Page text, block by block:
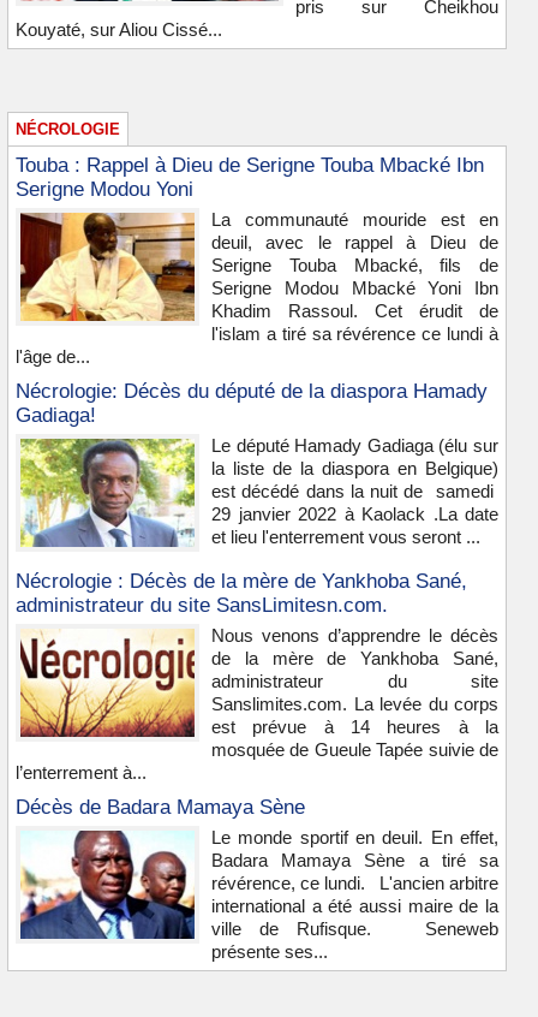
pris sur Cheikhou
Kouyaté, sur Aliou Cissé...
NÉCROLOGIE
Touba : Rappel à Dieu de Serigne Touba Mbacké Ibn
Serigne Modou Yoni
La communauté mouride est en
deuil, avec le rappel à Dieu de
Serigne Touba Mbacké, fils de
Serigne Modou Mbacké Yoni Ibn
Khadim Rassoul. Cet érudit de
l'islam a tiré sa révérence ce lundi à
l'âge de...
Nécrologie: Décès du député de la diaspora Hamady
Gadiaga!
Le député Hamady Gadiaga (élu sur
la liste de la diaspora en Belgique)
est décédé dans la nuit de samedi
29 janvier 2022 à Kaolack .La date
et lieu l'enterrement vous seront ...
Nécrologie : Décès de la mère de Yankhoba Sané,
administrateur du site SansLimitesn.com.
Nous venons d’apprendre le décès
de la mère de Yankhoba Sané,
administrateur du site
Sanslimites.com. La levée du corps
est prévue à 14 heures à la
mosquée de Gueule Tapée suivie de
l’enterrement à...
Décès de Badara Mamaya Sène
Le monde sportif en deuil. En effet,
Badara Mamaya Sène a tiré sa
révérence, ce lundi. L'ancien arbitre
international a été aussi maire de la
ville de Rufisque. Seneweb
présente ses...